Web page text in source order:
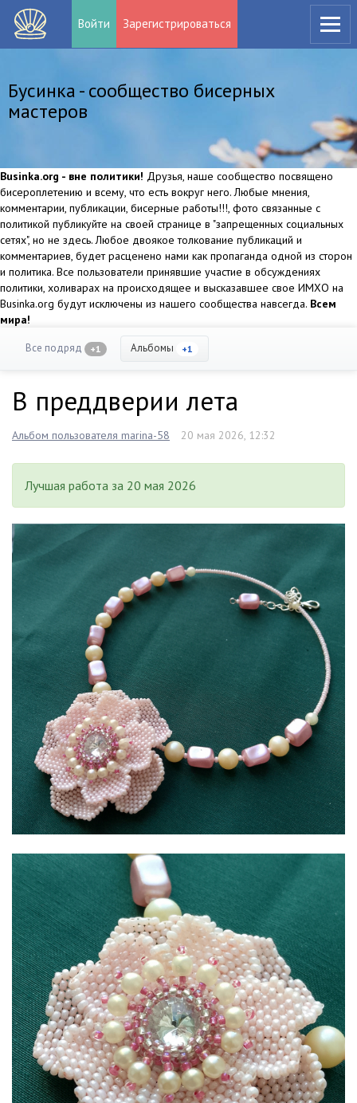
Войти Зарегистрироваться
Бусинка - сообщество бисерных
мастеров
Businka.org - вне политики! Друзья, наше сообщество посвящено
бисероплетению и всему, что есть вокруг него. Любые мнения,
комментарии, публикации, бисерные работы!!!, фото связанные с
политикой публикуйте на своей странице в "запрещенных социальных
сетях", но не здесь. Любое двоякое толкование публикаций и
комментариев, будет расценено нами как пропаганда одной из сторон
и политика. Все пользователи принявшие участие в обсуждениях
политики, холиварах на происходящее и высказавшее свое ИМХО на
Businka.org будут исключены из нашего сообщества навсегда. Всем
мира!
Все подряд +1 Альбомы +1
В преддверии лета
Альбом пользователя marina-58 20 мая 2026, 12:32
Лучшая работа за 20 мая 2026